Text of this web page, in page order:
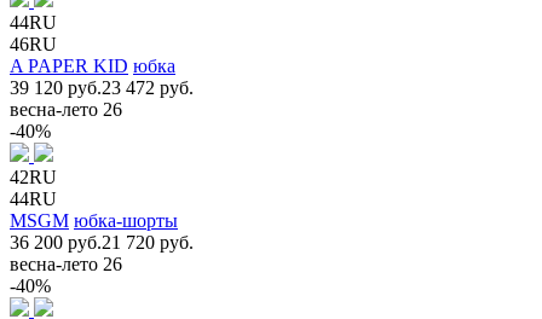
44RU
46RU
A PAPER KID юбка
39 120 руб.23 472 руб.
весна-лето 26
-40%
42RU
44RU
MSGM юбка-шорты
36 200 руб.21 720 руб.
весна-лето 26
-40%